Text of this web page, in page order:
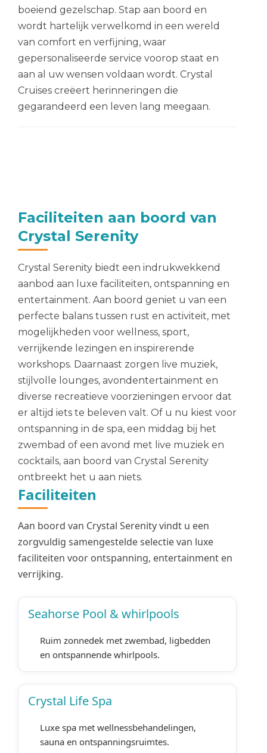
boeiend gezelschap. Stap aan boord en
wordt hartelijk verwelkomd in een wereld
van comfort en verfijning, waar
gepersonaliseerde service voorop staat en
aan al uw wensen voldaan wordt. Crystal
Cruises creëert herinneringen die
gegarandeerd een leven lang meegaan.
Faciliteiten aan boord van
Crystal Serenity
Crystal Serenity biedt een indrukwekkend
aanbod aan luxe faciliteiten, ontspanning en
entertainment. Aan boord geniet u van een
perfecte balans tussen rust en activiteit, met
mogelijkheden voor wellness, sport,
verrijkende lezingen en inspirerende
workshops. Daarnaast zorgen live muziek,
stijlvolle lounges, avondentertainment en
diverse recreatieve voorzieningen ervoor dat
er altijd iets te beleven valt. Of u nu kiest voor
ontspanning in de spa, een middag bij het
zwembad of een avond met live muziek en
cocktails, aan boord van Crystal Serenity
ontbreekt het u aan niets.
Faciliteiten
Aan boord van Crystal Serenity vindt u een
zorgvuldig samengestelde selectie van luxe
faciliteiten voor ontspanning, entertainment en
verrijking.
Seahorse Pool & whirlpools
Ruim zonnedek met zwembad, ligbedden
en ontspannende whirlpools.
Crystal Life Spa
Luxe spa met wellnessbehandelingen,
sauna en ontspanningsruimtes.